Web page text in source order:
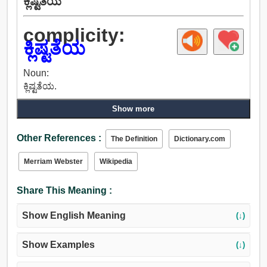
complicity:
ಕ್ಲಿಷ್ಟತೆಯ
Noun:
ಕ್ಲಿಷ್ಟತೆಯ.
Show more
Other References : The Definition Dictionary.com
Merriam Webster Wikipedia
Share This Meaning :
Show English Meaning (↓)
Show Examples (↓)